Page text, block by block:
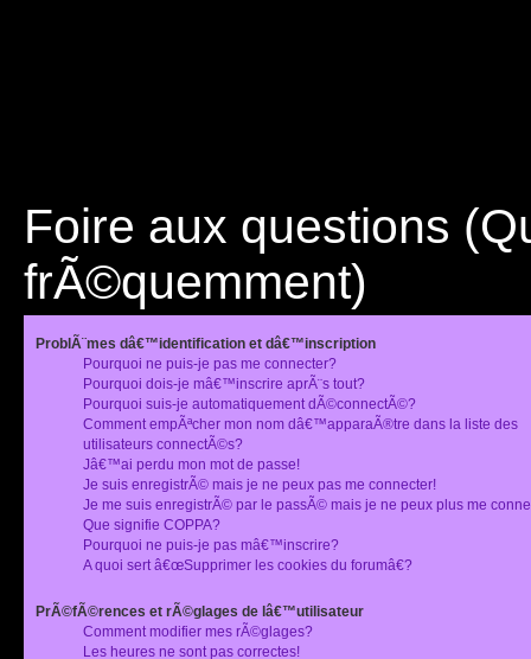
Foire aux questions
frÃ©quemment)
ProblÃ¨mes dâ€™identification et dâ€™inscription
Pourquoi ne puis-je pas me connecter?
Pourquoi dois-je mâ€™inscrire aprÃ¨s tout?
Pourquoi suis-je automatiquement dÃ©connectÃ©?
Comment empÃªcher mon nom dâ€™apparaÃ®tre dans la liste des
utilisateurs connectÃ©s?
Jâ€™ai perdu mon mot de passe!
Je suis enregistrÃ© mais je ne peux pas me connecter!
Je me suis enregistrÃ© par le passÃ© mais je ne peux plus me
Que signifie COPPA?
Pourquoi ne puis-je pas mâ€™inscrire?
A quoi sert â€œSupprimer les cookies du forumâ€?
PrÃ©fÃ©rences et rÃ©glages de lâ€™utilisateur
Comment modifier mes rÃ©glages?
Les heures ne sont pas correctes!